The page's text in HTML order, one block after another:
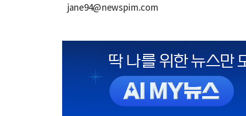
jane94@newspim.com